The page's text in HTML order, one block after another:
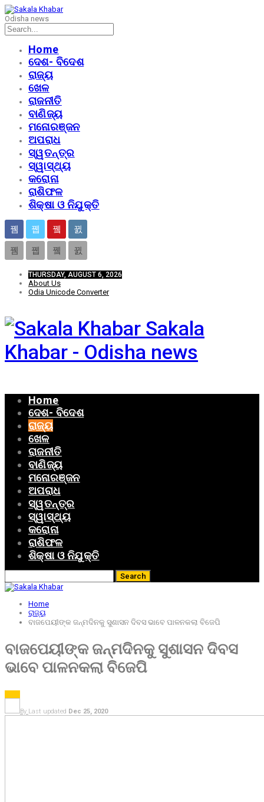
Odisha news
Home
ଦେଶ- ବିଦେଶ
ରାଜ୍ୟ
ଖେଳ
ରାଜନୀତି
ବାଣିଜ୍ୟ
ମନୋରଞ୍ଜନ
ଅପରାଧ
ସ୍ୱତନ୍ତ୍ର
ସ୍ୱାସ୍ଥ୍ୟ
କରୋନା
ରାଶିଫଳ
ଶିକ୍ଷା ଓ ନିଯୁକ୍ତି
THURSDAY, AUGUST 6, 2026
About Us
Odia Unicode Converter
Sakala
Khabar - Odisha news
Home
ଦେଶ- ବିଦେଶ
ରାଜ୍ୟ
ଖେଳ
ରାଜନୀତି
ବାଣିଜ୍ୟ
ମନୋରଞ୍ଜନ
ଅପରାଧ
ସ୍ୱତନ୍ତ୍ର
ସ୍ୱାସ୍ଥ୍ୟ
କରୋନା
ରାଶିଫଳ
ଶିକ୍ଷା ଓ ନିଯୁକ୍ତି
Home
ରାଜ୍ୟ
ବାଜପେୟୀଙ୍କ ଜନ୍ମଦିନକୁ ସୁଶାସନ ଦିବସ ଭାବେ ପାଳନକଲା ବିଜେପି
ବାଜପେୟୀଙ୍କ ଜନ୍ମଦିନକୁ ସୁଶାସନ ଦିବସ
ଭାବେ ପାଳନକଲା ବିଜେପି
By Last updated Dec 25, 2020